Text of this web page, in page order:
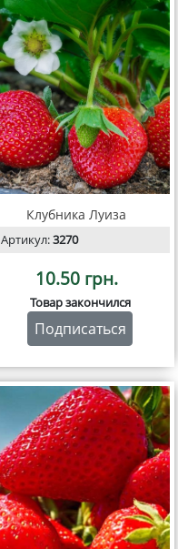
Клубника Луиза
Артикул:3270
10.50 грн.
Товар закончился
Подписаться